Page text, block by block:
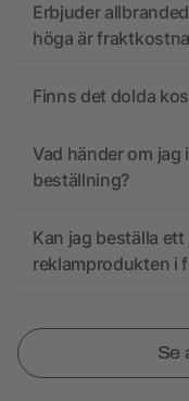
Erbjuder
höga är
Finns det dolda
Vad händer om jag
beställning?
Kan jag beställa ett
reklamprodukten i
Se